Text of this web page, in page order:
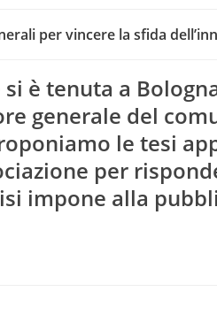
per vincere la sfida
è tenuta a
generale del
le tesi
per
impone alla